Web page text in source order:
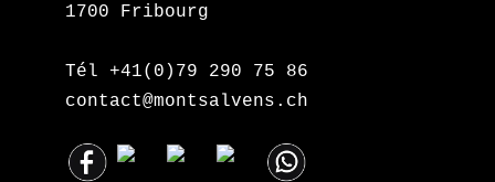
1700 Fribourg
Tél +41(0)79 290 75 86
contact@montsalvens.ch